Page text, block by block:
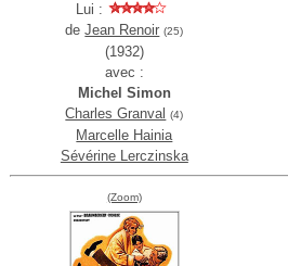
Lui :
deJean Renoir (25)
(1932)
avec :
Michel Simon
Charles Granval (4)
Marcelle Hainia
Sévérine Lerczinska
(Zoom)